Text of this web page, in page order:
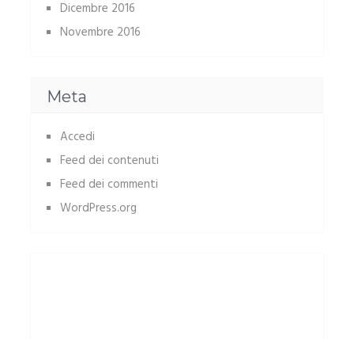
Dicembre 2016
Novembre 2016
Meta
Accedi
Feed dei contenuti
Feed dei commenti
WordPress.org